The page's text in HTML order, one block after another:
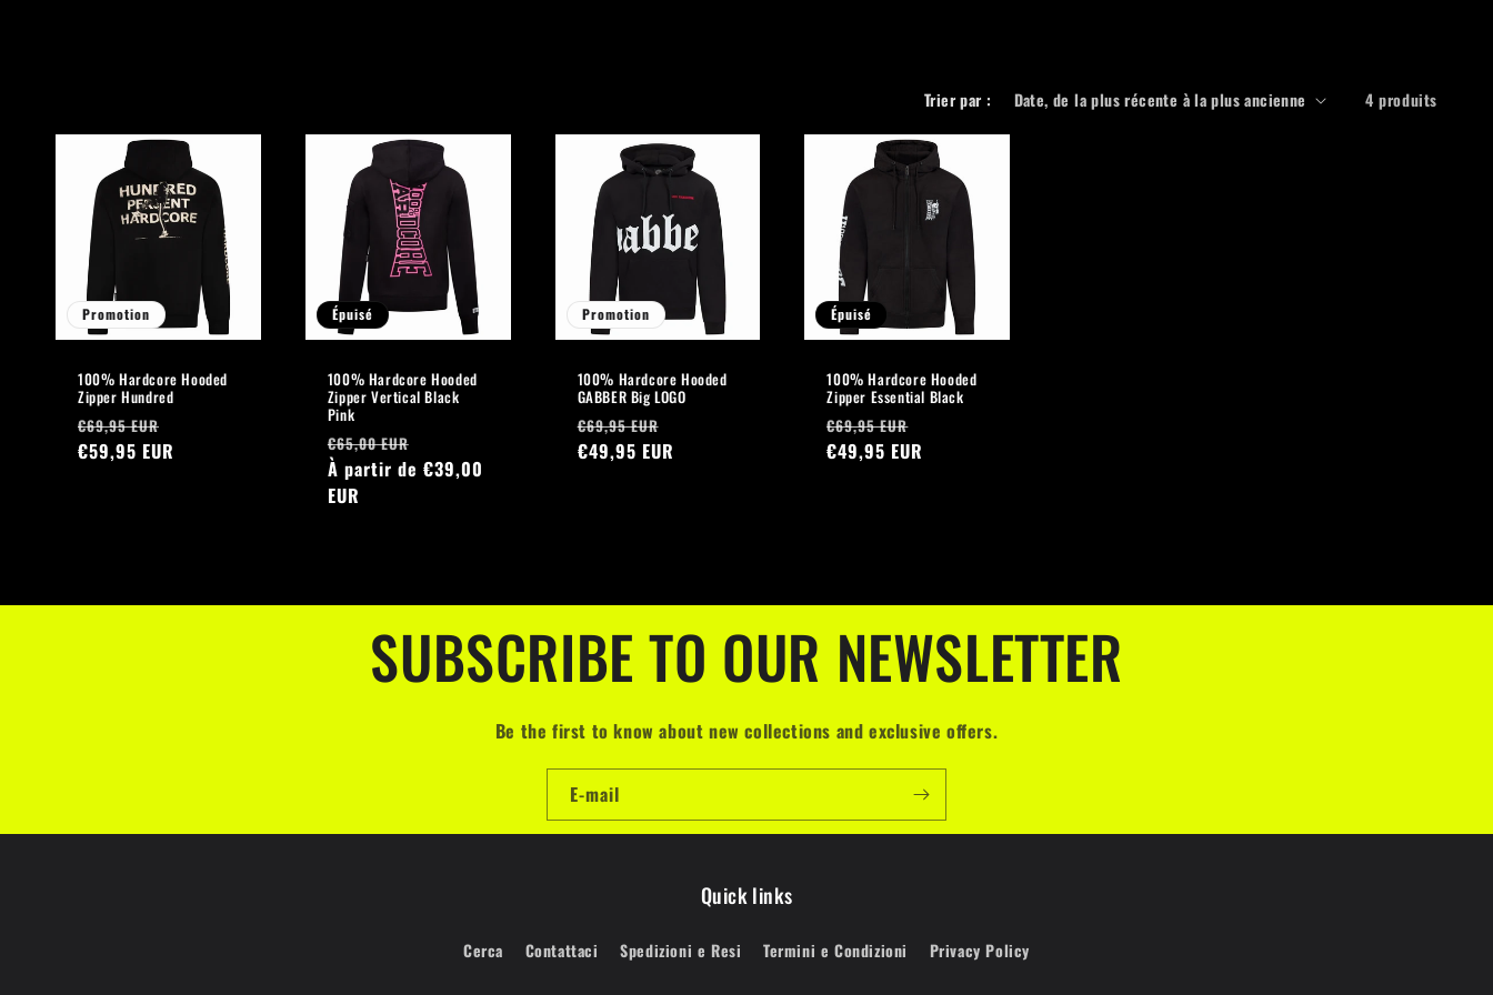
n
e
o
Trier par : 4 produits
Promotion
100% Hardcore Hooded
Zipper Hundred
Prix
habituel
€69,95 EUR
promotionnel
€59,95 EUR
Épuisé
100% Hardcore Hooded
Zipper Vertical Black
Pink
Prix
habituel
€65,00 EUR
promotionnel
À partir de €39,00
EUR
Promotion
100% Hardcore Hooded
GABBER Big LOGO
Prix
habituel
€69,95 EUR
promotionnel
€49,95 EUR
Épuisé
100% Hardcore Hooded
Zipper Essential Black
Prix
habituel
€69,95 EUR
promotionnel
€49,95 EUR
SUBSCRIBE TO OUR NEWSLETTER
Be the first to know about new collections and exclusive offers.
E-mail
Quick links
Cerca Contattaci Spedizioni e Resi Termini e Condizioni Privacy Policy